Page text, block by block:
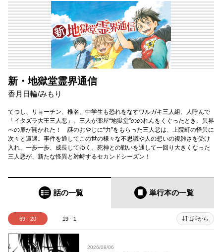
新・地獄堂霊界通信
香月日輪/みもり
てつし、リョーチン、椎名。中学生も恐れをなすワルガキ三人組、人呼んで
「イタズラ大王三人悪」。三人が薬屋“地獄堂”ののれんをくぐったとき、異界
への扉が開かれた！ 謎のおやじに“力”をもらった三人悪は、上院町の怪異に
次々と遭遇。事件を通してこの世の様々な不思議や人の想いの複雑さを受け
入れ、一歩一歩、成長してゆく。死神との戦いを通して一回り大きくなった
三人悪が、新たな怪異と対峙するセカンドシーズン！
話の一覧 単行本の一覧
69 - 20 19 - 1 1話から
2026/08/06